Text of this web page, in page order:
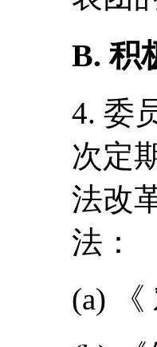
B. 积
4. 委
次定
法改
法：
(a) 《